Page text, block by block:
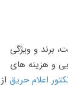
برند و ویژگی
و هزینه های
اعلام حریق از